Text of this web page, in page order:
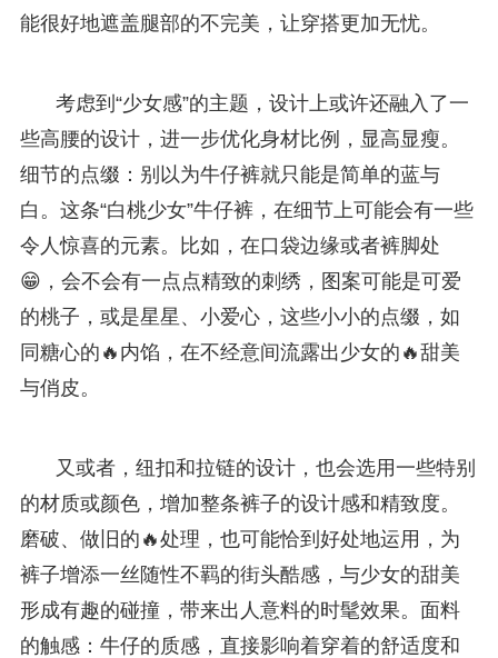
能很好地遮盖腿部的不完美，让穿搭更加无忧。
考虑到“少女感”的主题，设计上或许还融入了一
些高腰的设计，进一步优化身材比例，显高显瘦。
细节的点缀：别以为牛仔裤就只能是简单的蓝与
白。这条“白桃少女”牛仔裤，在细节上可能会有一些
令人惊喜的元素。比如，在口袋边缘或者裤脚处
😁，会不会有一点点精致的刺绣，图案可能是可爱
的桃子，或是星星、小爱心，这些小小的点缀，如
同糖心的🔥内馅，在不经意间流露出少女的🔥甜美
与俏皮。
又或者，纽扣和拉链的设计，也会选用一些特别
的材质或颜色，增加整条裤子的设计感和精致度。
磨破、做旧的🔥处理，也可能恰到好处地运用，为
裤子增添一丝随性不羁的街头酷感，与少女的甜美
形成有趣的碰撞，带来出人意料的时髦效果。面料
的触感：牛仔的质感，直接影响着穿着的舒适度和